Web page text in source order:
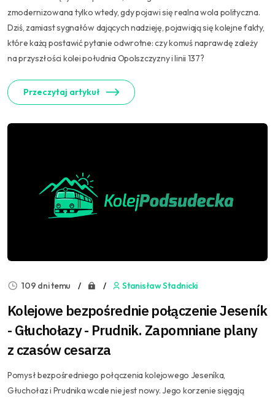
zmodernizowana tylko wtedy, gdy pojawi się realna wola polityczna.
Dziś, zamiast sygnałów dających nadzieję, pojawiają się kolejne fakty,
które każą postawić pytanie odwrotne: czy komuś naprawdę zależy
na przyszłości kolei południa Opolszczyzny i linii 137?
Przeczytaj artykuł
109 dni temu Stanisław Stadnicki
Kolejowe bezpośrednie połączenie Jeseník
- Głuchołazy - Prudnik. Zapomniane plany
z czasów cesarza
Pomysł bezpośredniego połączenia kolejowego Jeseníka,
Głuchołaz i Prudnika wcale nie jest nowy. Jego korzenie sięgają